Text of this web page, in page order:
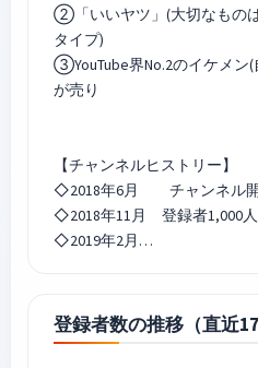
②「いいヤツ」(大切なもの
タイプ)
③YouTube界No.2のイケメン
が売り
【チャンネルヒストリー】
◇2018年6月 チャンネル
◇2018年11月 登録者1,000
◇2019年2月…
登録者数の推移（直近17